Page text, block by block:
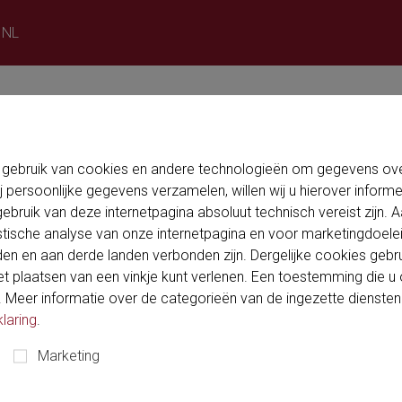
van cookies en andere technologieën om gegevens
gegevens verzamelen, willen wij u hierover
van deze internetpagina absoluut technisch vereist zijn.
analyse van onze internetpagina en voor
en aan derde landen verbonden zijn. Dergelijke cookies
plaatsen van een vinkje kunt verlenen. Een toestemming die
informatie over de categorieën van de ingezette diensten
.
Marketing
want to visit the
Login